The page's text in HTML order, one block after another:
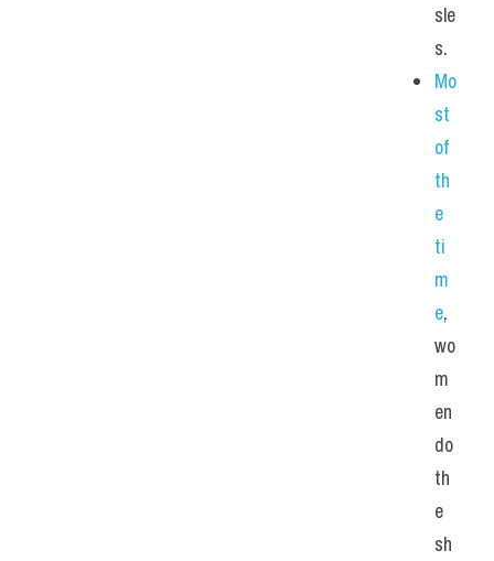
sle
s.
Mo
st
of
th
e
ti
m
e,
wo
m
en
do
th
e
sh